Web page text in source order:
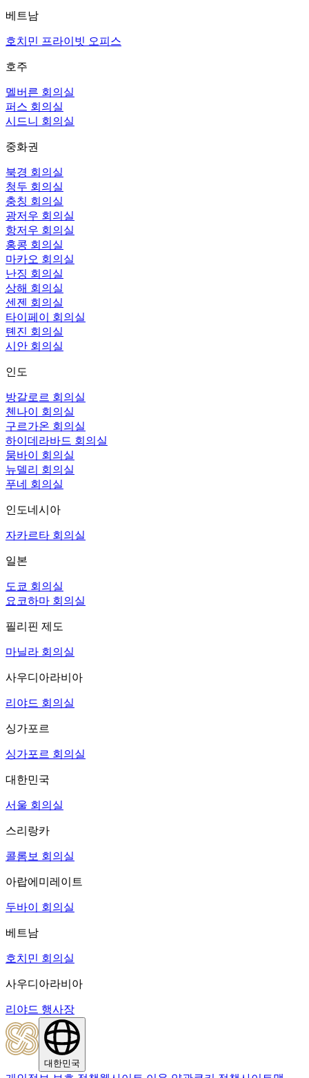
베트남
호치민 프라이빗 오피스
호주
멜버른 회의실
퍼스 회의실
시드니 회의실
중화권
북경 회의실
청두 회의실
충칭 회의실
광저우 회의실
항저우 회의실
홍콩 회의실
마카오 회의실
난징 회의실
상해 회의실
센젠 회의실
타이페이 회의실
톈진 회의실
시안 회의실
인도
방갈로르 회의실
첸나이 회의실
구르가온 회의실
하이데라바드 회의실
뭄바이 회의실
뉴델리 회의실
푸네 회의실
인도네시아
자카르타 회의실
일본
도쿄 회의실
요코하마 회의실
필리핀 제도
마닐라 회의실
사우디아라비아
리야드 회의실
싱가포르
싱가포르 회의실
대한민국
서울 회의실
스리랑카
콜롬보 회의실
아랍에미레이트
두바이 회의실
베트남
호치민 회의실
사우디아라비아
리야드 행사장
대한민국